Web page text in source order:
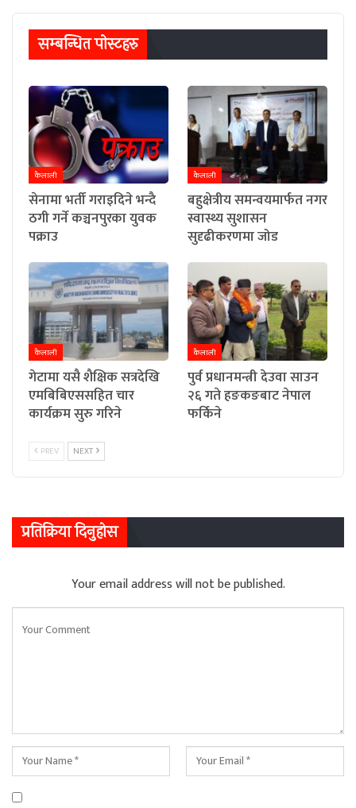
सम्बन्धित पाेस्टहरु
कैलाली
सेनामा भर्ती गराइदिने भन्दै
ठगी गर्ने कञ्चनपुरका युवक
पक्राउ
कैलाली
बहुक्षेत्रीय समन्वयमार्फत नगर
स्वास्थ्य सुशासन
सुदृढीकरणमा जोड
कैलाली
गेटामा यसै शैक्षिक सत्रदेखि
एमबिबिएससहित चार
कार्यक्रम सुरु गरिने
कैलाली
पुर्व प्रधानमन्त्री देउवा साउन
२६ गते हङकङबाट नेपाल
फर्किने
PREV NEXT
प्रतिक्रिया दिनुहोस
Your email address will not be published.